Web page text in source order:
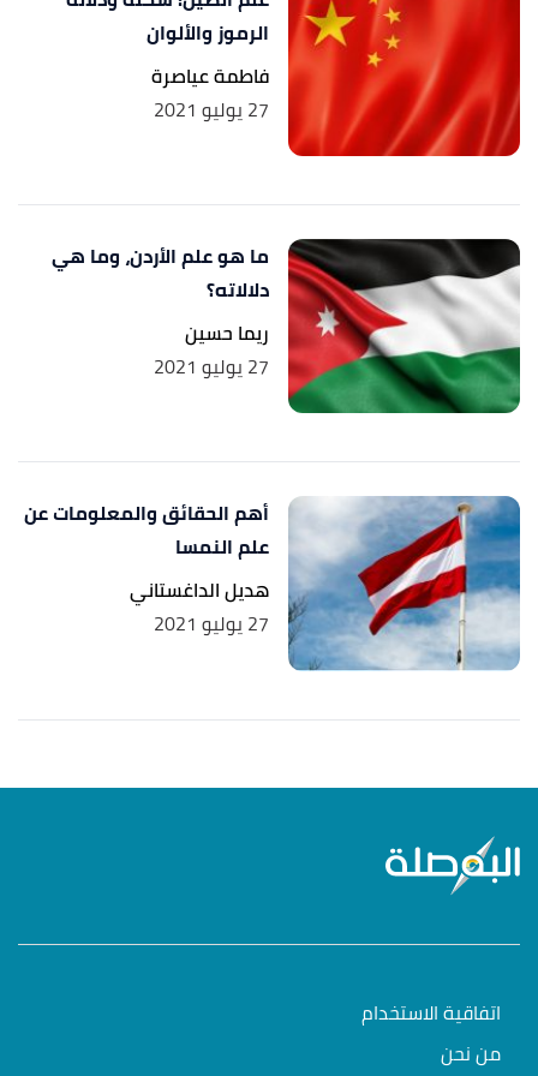
الرموز والألوان
فاطمة عياصرة
27 يوليو 2021
ما هو علم الأردن، وما هي
دلالاته؟
ريما حسين
27 يوليو 2021
أهم الحقائق والمعلومات عن
علم النمسا
هديل الداغستاني
27 يوليو 2021
اتفاقية الاستخدام
من نحن